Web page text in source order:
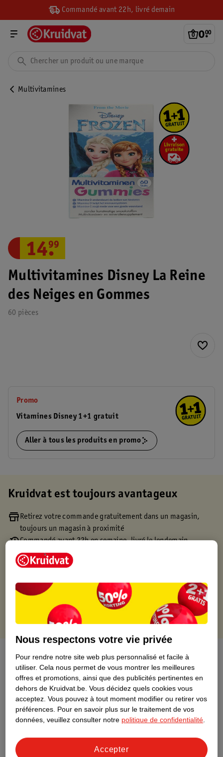
Commandé avant 22h, livré demain
0.
00
Multivitamines
Multivitamines Disney La Reine
des Neiges en Gommes
60 pièces
14.
99
Promo
Vitamines Disney 1+1 gratuit
Aller à tous les produits en promo
Kruidvat est toujours avantageux
Retirez votre commande gratuitement dans un magasin,
toujours un magasin à proximité
Commandé avant 22h en semaine, livré le lendemain
Livraison à domicile gratuite à partir de 50 euros ou
livraison gratuite sur divers produits promotionnels
Points gratuits avec ta carte Kruidvat
À propos de ce produit
Informations relatives au produit
Informations figurant sur l'étiquette
Nature Impact Score
Ce produit n’a (pas encore) de "Nature
Nous respectons votre vie privée
Pour rendre notre site web plus personnalisé et facile à
utiliser. Cela nous permet de vous montrer les meilleures
offres et promotions, ainsi que des publicités pertinentes en
dehors de Kruidvat.be. Vous décidez quels cookies vous
acceptez. Vous pouvez à tout moment modifier ou retirer vos
préférences. Pour en savoir plus sur le traitement de vos
données, veuillez consulter notre politique de confidentialité.
Accepter